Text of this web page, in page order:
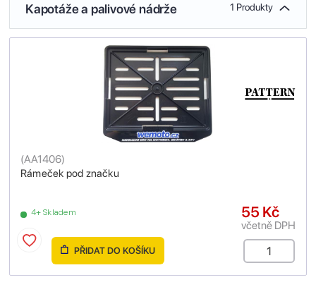
Kapotáže a palivové nádrže 1 Produkty
Rámeček pod značku
(AA1406)
4+ Skladem 55 Kč
včetně DPH
PŘIDAT DO KOŠÍKU